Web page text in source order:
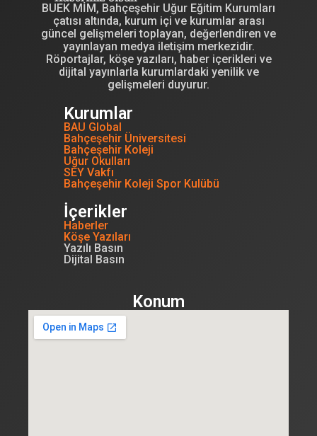
BUEK MİM, Bahçeşehir Uğur Eğitim Kurumları
çatısı altında, kurum içi ve kurumlar arası
güncel gelişmeleri toplayan, değerlendiren ve
yayınlayan medya iletişim merkezidir.
Röportajlar, köşe yazıları, haber içerikleri ve
dijital yayınlarla kurumlardaki yenilik ve
gelişmeleri duyurur.
Kurumlar
BAU Global
Bahçeşehir Üniversitesi
Bahçeşehir Koleji
Uğur Okulları
SEY Vakfı
Bahçeşehir Koleji Spor Kulübü
İçerikler
Haberler
Köşe Yazıları
Yazılı Basın
Dijital Basın
Konum